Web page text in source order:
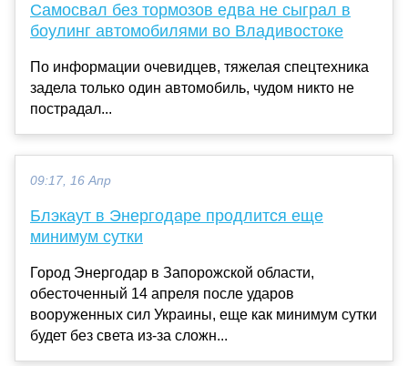
Самосвал без тормозов едва не сыграл в
боулинг автомобилями во Владивостоке
По информации очевидцев, тяжелая спецтехника
задела только один автомобиль, чудом никто не
пострадал...
09:17, 16 Апр
Блэкаут в Энергодаре продлится еще
минимум сутки
Город Энергодар в Запорожской области,
обесточенный 14 апреля после ударов
вооруженных сил Украины, еще как минимум сутки
будет без света из-за сложн...